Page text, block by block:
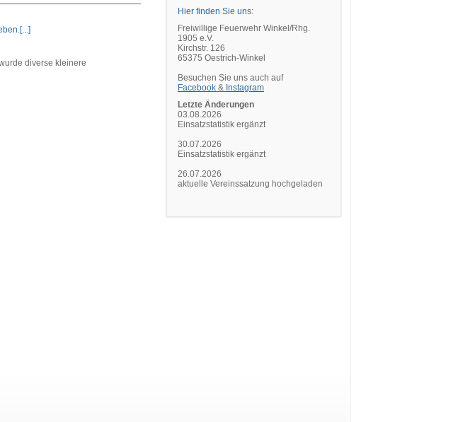
diverse kleinere
Hier finden Sie uns:
Freiwillige Feuerwehr Winkel/Rhg.
1905 e.V.
Kirchstr. 126
65375 Oestrich-Winkel
Besuchen Sie uns auch auf
Facebook & Instagram
Letzte Änderungen
03.08.2026
Einsatzstatistik ergänzt
30.07.2026
Einsatzstatistik ergänzt
26.07.2026
aktuelle Vereinssatzung hochgeladen